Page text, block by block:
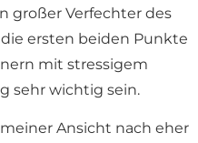
großer Verfechter des
ersten beiden Punkte
mit stressigem
sehr wichtig sein.
Ansicht nach eher